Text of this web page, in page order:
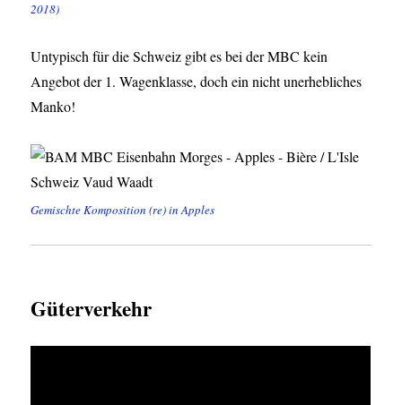
2018)
Untypisch für die Schweiz gibt es bei der MBC kein
Angebot der 1. Wagenklasse, doch ein nicht unerhebliches
Manko!
Gemischte Komposition (re) in Apples
Güterverkehr